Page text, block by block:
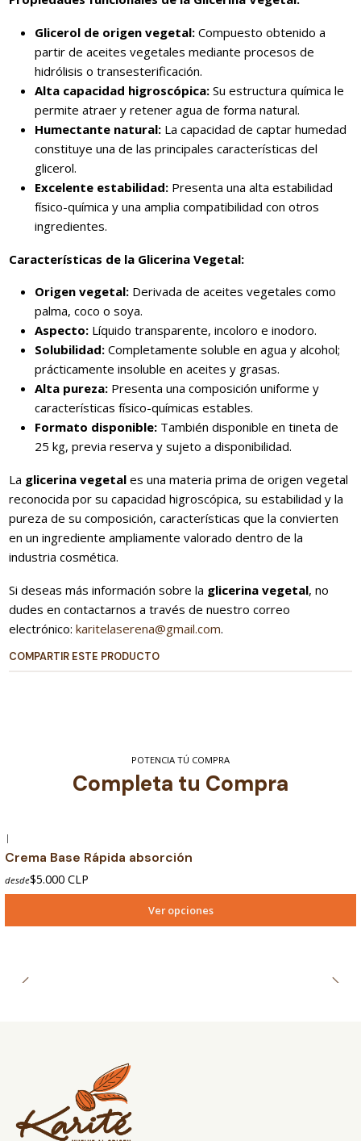
Glicerol de origen vegetal: Compuesto obtenido a
partir de aceites vegetales mediante procesos de
hidrólisis o transesterificación.
Alta capacidad higroscópica: Su estructura química le
permite atraer y retener agua de forma natural.
Humectante natural: La capacidad de captar humedad
constituye una de las principales características del
glicerol.
Excelente estabilidad: Presenta una alta estabilidad
físico-química y una amplia compatibilidad con otros
ingredientes.
Características de la Glicerina Vegetal:
Origen vegetal: Derivada de aceites vegetales como
palma, coco o soya.
Aspecto: Líquido transparente, incoloro e inodoro.
Solubilidad: Completamente soluble en agua y alcohol;
prácticamente insoluble en aceites y grasas.
Alta pureza: Presenta una composición uniforme y
características físico-químicas estables.
Formato disponible: También disponible en tineta de
25 kg, previa reserva y sujeto a disponibilidad.
La glicerina vegetales una materia prima de origen vegetal
reconocida por su capacidad higroscópica, su estabilidad y la
pureza de su composición, características que la convierten
en un ingrediente ampliamente valorado dentro de la
industria cosmética.
Si deseas más información sobre la glicerina vegetal, no
dudes en contactarnos a través de nuestro correo
electrónico:karitelaserena@gmail.com.
COMPARTIR ESTE PRODUCTO
POTENCIA TÚ COMPRA
Completa tu Compra
|
Crema Base Rápida absorción
desde$5.000 CLP
Ver opciones